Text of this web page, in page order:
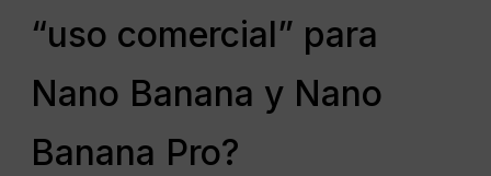
“uso comercial” para
Nano Banana y Nano
Banana Pro?